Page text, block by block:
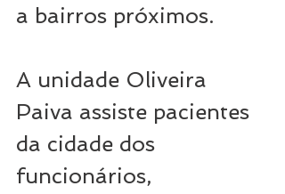
a bairros próximos.
A unidade Oliveira
Paiva assiste pacientes
da cidade dos
funcionários,